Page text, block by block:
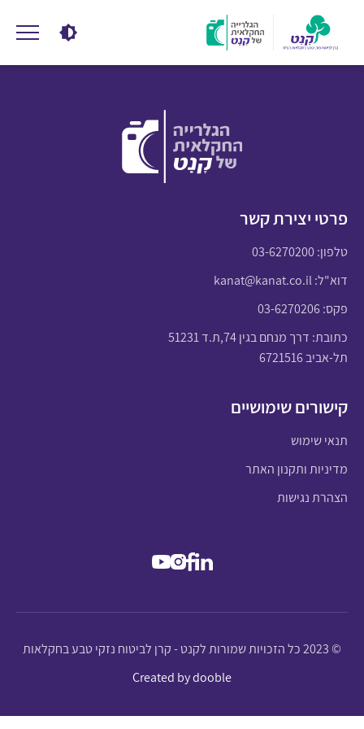
פרטי יצירת קשר
טלפון:03-6270200
דוא"ל:kanat@kanat.co.il
פקס: 03-6270206
כתובת: דרך מנחם בגין 74,ת.ד 51231
תל-אביב 6721516
קישורים שימושיים
תנאי שימוש
מדיניות ותקנון האתר
הצהרת נגישות
© 2023 כל הזכויות שמורות לקנט - קרן לביטוח נזקי טבע בחקלאות
Created by dooble